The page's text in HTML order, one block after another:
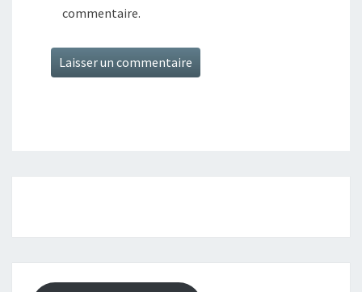
commentaire.